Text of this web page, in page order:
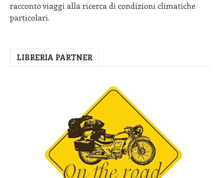
racconto viaggi alla ricerca di condizioni climatiche
particolari.
LIBRERIA PARTNER